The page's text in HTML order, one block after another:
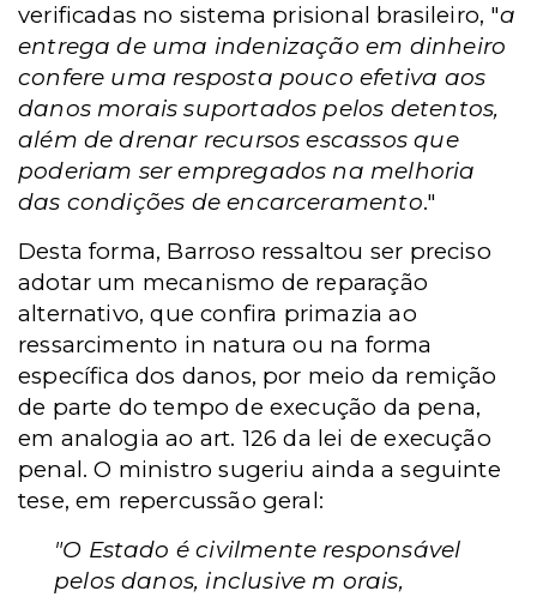
verificadas no sistema prisional brasileiro, "a
entrega de uma indenização em dinheiro
confere uma resposta pouco efetiva aos
danos morais suportados pelos detentos,
além de drenar recursos escassos que
poderiam ser empregados na melhoria
das condições de encarceramento."
Desta forma, Barroso ressaltou ser preciso
adotar um mecanismo de reparação
alternativo, que confira primazia ao
ressarcimento in natura ou na forma
específica dos danos, por meio da remição
de parte do tempo de execução da pena,
em analogia ao art. 126 da lei de execução
penal.O ministro sugeriu ainda a seguinte
tese, em repercussão geral:
"O Estado é civilmente responsável
pelos danos, inclusive m orais,